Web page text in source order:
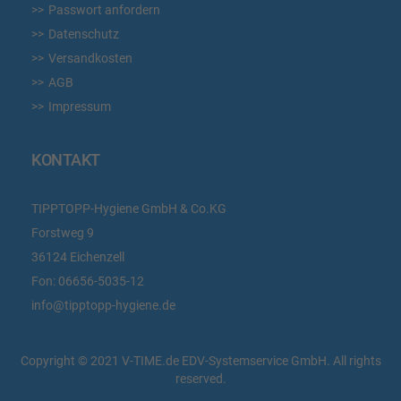
Passwort anfordern
Datenschutz
Versandkosten
AGB
Impressum
KONTAKT
TIPPTOPP-Hygiene GmbH & Co.KG
Forstweg 9
36124 Eichenzell
Fon: 06656-5035-12
info@tipptopp-hygiene.de
Copyright © 2021 V-TIME.de EDV-Systemservice GmbH. All rights
reserved.